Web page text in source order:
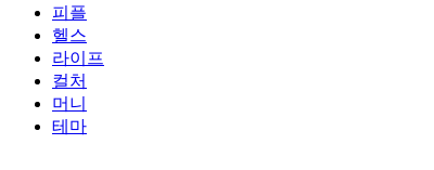
피플
헬스
라이프
컬처
머니
테마